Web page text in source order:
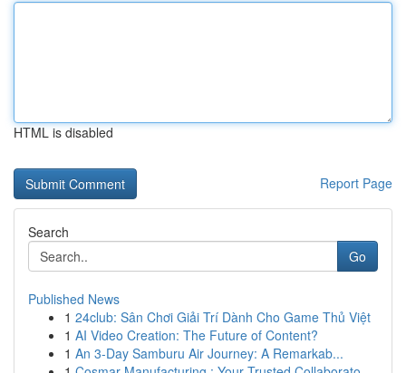
HTML is disabled
Report Page
Search
Go
Published News
1 24club: Sân Chơi Giải Trí Dành Cho Game Thủ Việt
1 AI Video Creation: The Future of Content?
1 An 3-Day Samburu Air Journey: A Remarkab...